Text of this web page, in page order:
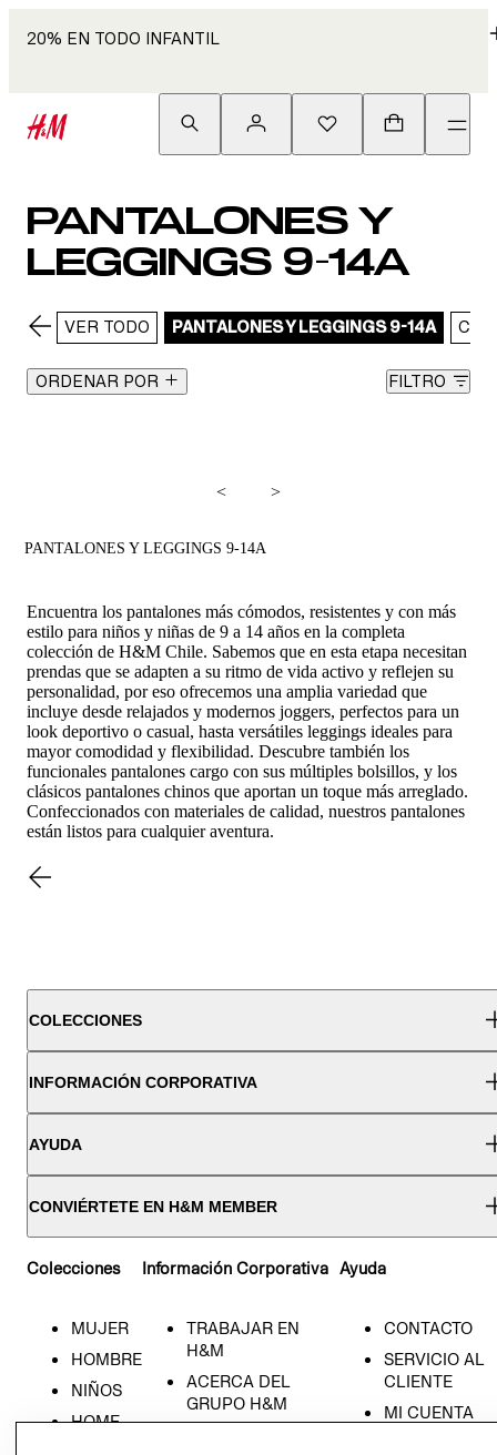
20% EN TODO INFANTIL
PANTALONES Y
LEGGINGS 9-14A
VER TODO PANTALONES Y LEGGINGS 9-14A
ORDENAR POR FILTRO
< >
PANTALONES Y LEGGINGS 9-14A
Encuentra los pantalones más cómodos, resistentes y con más
estilo para niños y niñas de 9 a 14 años en la completa
colección de H&M Chile. Sabemos que en esta etapa necesitan
prendas que se adapten a su ritmo de vida activo y reflejen su
personalidad, por eso ofrecemos una amplia variedad que
incluye desde relajados y modernos joggers, perfectos para un
look deportivo o casual, hasta versátiles leggings ideales para
mayor comodidad y flexibilidad. Descubre también los
funcionales pantalones cargo con sus múltiples bolsillos, y los
clásicos pantalones chinos que aportan un toque más arreglado.
Confeccionados con materiales de calidad, nuestros pantalones
están listos para cualquier aventura.
COLECCIONES
INFORMACIÓN CORPORATIVA
AYUDA
CONVIÉRTETE EN H&M MEMBER
Colecciones
MUJER
HOMBRE
NIÑOS
HOME
Información Corporativa
TRABAJAR EN
H&M
ACERCA DEL
GRUPO H&M
Ayuda
CONTACTO
SERVICIO AL
CLIENTE
MI CUENTA